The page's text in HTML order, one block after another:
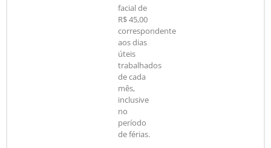
facial de
R$ 45,00
correspondente
aos dias
úteis
trabalhados
de cada
mês,
inclusive
no
período
de férias.